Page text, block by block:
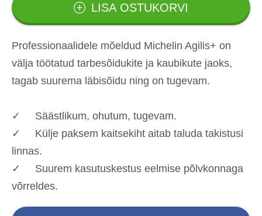
LISA OSTUKORVI
Professionaalidele mõeldud Michelin Agilis+ on
välja töötatud tarbesõidukite ja kaubikute jaoks,
tagab suurema läbisõidu ning on tugevam.
✓ Säästlikum, ohutum, tugevam.
✓ Külje paksem kaitsekiht aitab taluda takistusi
linnas.
✓ Suurem kasutuskestus eelmise põlvkonnaga
võrreldes.